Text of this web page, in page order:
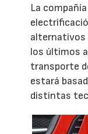
La
alternativos
los últimos
transporte
estará
distintas